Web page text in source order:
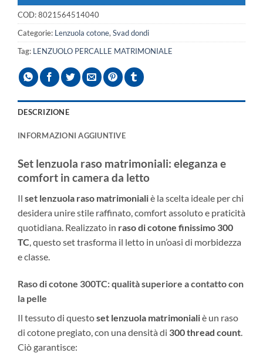
COD:8021564514040
Categorie: Lenzuola cotone,Svad dondi
Tag: LENZUOLO PERCALLE MATRIMONIALE
DESCRIZIONE
INFORMAZIONI AGGIUNTIVE
Set lenzuola raso matrimoniali: eleganza e
comfort in camera da letto
Il set lenzuola raso matrimonialiè la scelta ideale per chi
desidera unire stile raffinato, comfort assoluto e praticità
quotidiana. Realizzato in raso di cotone finissimo 300
TC, questo set trasforma il letto in un’oasi di morbidezza
e classe.
Raso di cotone 300TC: qualità superiore a contatto con
la pelle
Il tessuto di questoset lenzuola matrimonialiè un raso
di cotone pregiato, con una densità di 300 thread count
Ciò garantisce: